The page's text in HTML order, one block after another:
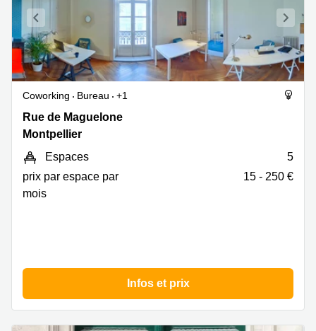
Coworking Bureau
+1
4
Rue
Maguelone,
Montpellier
Rue de Maguelone
Montpellier
Espaces
5
prix par espace par
mois
15 - 250 €
Infos et prix